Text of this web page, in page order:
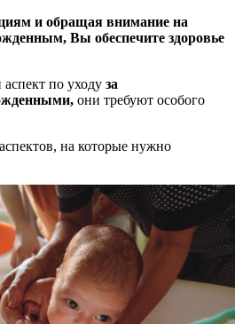
и обращая внимание на
Вы обеспечите здоровье
по уходу за
они требуют особого
на которые нужно